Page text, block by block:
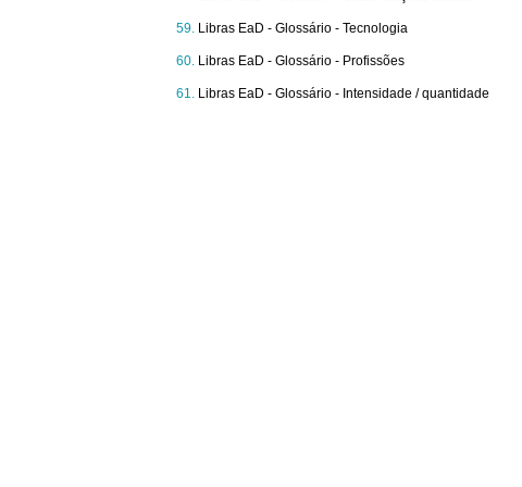
Libras EaD - Glossário - Tecnologia
Libras EaD - Glossário - Profissões
Libras EaD - Glossário - Intensidade / quantidade